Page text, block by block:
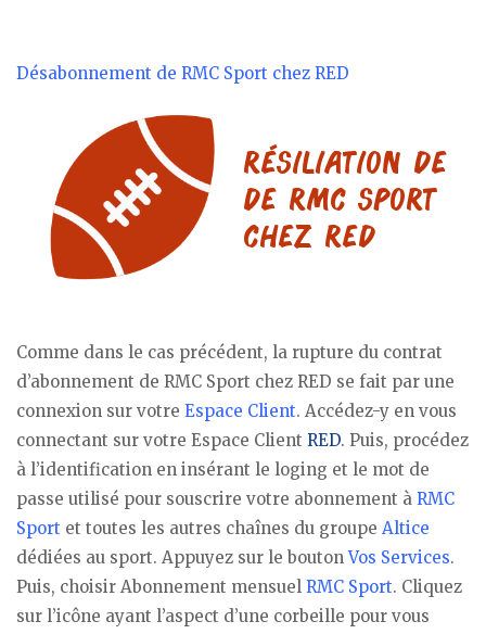
Désabonnement de RMC Sport chez RED
Comme dans le cas précédent, la rupture du contrat
d’abonnement de RMC Sport chez RED se fait par une
connexion sur votre Espace Client. Accédez-y en vous
connectant sur votre Espace Client RED. Puis, procédez
à l’identification en insérant le loging et le mot de
passe utilisé pour souscrire votre abonnement à RMC
Sport et toutes les autres chaînes du groupe Altice
dédiées au sport. Appuyez sur le boutonVos Services.
Puis, choisir Abonnement mensuel RMC Sport. Cliquez
sur l’icône ayant l’aspect d’une corbeille pour vous